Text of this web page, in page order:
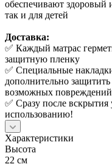
обеспечивают здоровый
так и для детей
Доставка:
✅ Каждый матрас
защитную пленку
✅ Специальные
дополнительно
возможных
✅ Сразу после вскрытия
использованию!
Характеристики
Высота
22 см